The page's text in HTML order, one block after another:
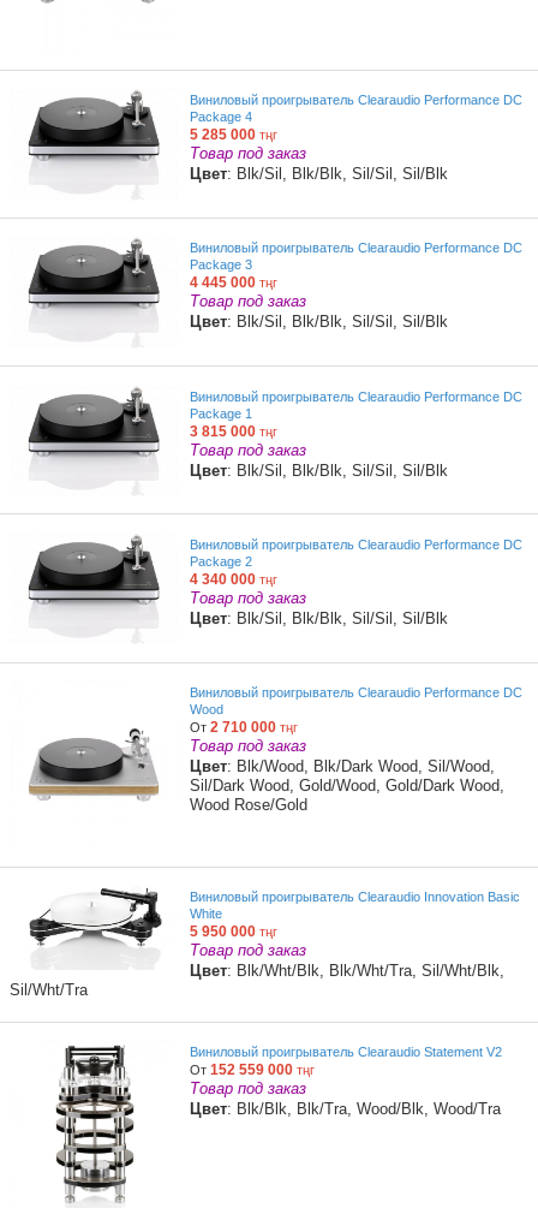
Виниловый проигрыватель Clearaudio Performance DC
Package 4
5 285 000 тңг
Товар под заказ
Цвет: Blk/Sil, Blk/Blk, Sil/Sil, Sil/Blk
Виниловый проигрыватель Clearaudio Performance DC
Package 3
4 445 000 тңг
Товар под заказ
Цвет: Blk/Sil, Blk/Blk, Sil/Sil, Sil/Blk
Виниловый проигрыватель Clearaudio Performance DC
Package 1
3 815 000 тңг
Товар под заказ
Цвет: Blk/Sil, Blk/Blk, Sil/Sil, Sil/Blk
Виниловый проигрыватель Clearaudio Performance DC
Package 2
4 340 000 тңг
Товар под заказ
Цвет: Blk/Sil, Blk/Blk, Sil/Sil, Sil/Blk
Виниловый проигрыватель Clearaudio Performance DC
Wood
От 2 710 000 тңг
Товар под заказ
Цвет: Blk/Wood, Blk/Dark Wood, Sil/Wood,
Sil/Dark Wood, Gold/Wood, Gold/Dark Wood,
Wood Rose/Gold
Виниловый проигрыватель Clearaudio Innovation Basic
White
5 950 000 тңг
Товар под заказ
Цвет: Blk/Wht/Blk, Blk/Wht/Tra, Sil/Wht/Blk,
Sil/Wht/Tra
Виниловый проигрыватель Clearaudio Statement V2
От 152 559 000 тңг
Товар под заказ
Цвет: Blk/Blk, Blk/Tra, Wood/Blk, Wood/Tra